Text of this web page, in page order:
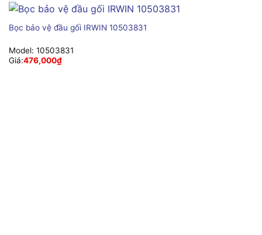
Bọc bảo vệ đầu gối IRWIN 10503831
Model: 10503831
Giá:476,000₫